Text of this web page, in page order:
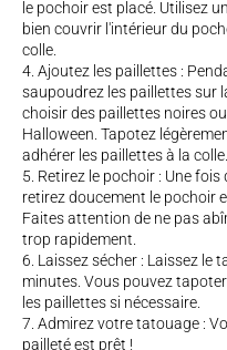
le pochoir est placé. Utilisez
bien couvrir l'intérieur du
colle.
Ajoutez les paillettes :
saupoudrez les paillettes sur
choisir des paillettes noires
Halloween. Tapotez
adhérer les paillettes à la colle.
Retirez le pochoir : Une
retirez doucement le pochoir
Faites attention de ne pas
trop rapidement.
Laissez sécher : Laissez le
minutes. Vous pouvez
les paillettes si nécessaire.
Admirez votre tatouage :
pailleté est prêt !